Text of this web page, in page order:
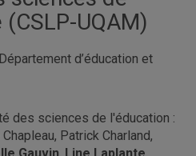
UQAM)
d’éducation et
des sciences de l'éducation :
Patrick Charland,